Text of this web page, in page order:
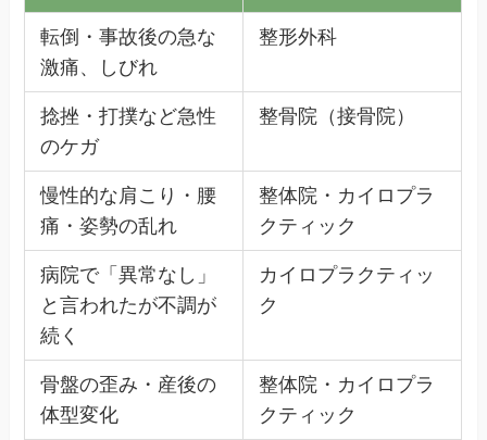
転倒・事故後の急な
激痛、しびれ
整形外科
捻挫・打撲など急性
のケガ
整骨院（接骨院）
慢性的な肩こり・腰
痛・姿勢の乱れ
整体院・カイロプラ
クティック
病院で「異常なし」
と言われたが不調が
続く
カイロプラクティッ
ク
骨盤の歪み・産後の
体型変化
整体院・カイロプラ
クティック